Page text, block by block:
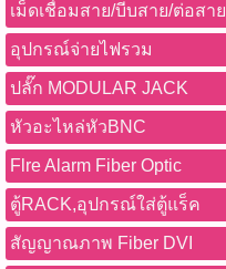
เม็ดเชื่อมสาย/บีบสาย/ต่อสาย
อุปกรณ์จ่ายไฟรวม
ปลั๊ก MODULAR JACK
หัวอะไหล่หัวBNC
Flre Alarm Fiber Optic
ตู้RACK,อุปกรณ์ใส่ตู้แร็ค
สัญญาณภาพ Fiber DVI